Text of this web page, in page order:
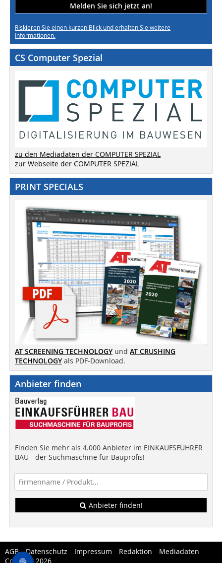
Melden Sie sich jetzt an!
Riskieren Sie einen kurzen Blick und erhalten Sie weitere
Informationen.
CS Computer Spezial
zu den Mediadaten der COMPUTER SPEZIAL
zur Webseite der COMPUTER SPEZIAL
PRINT SPECIALS
AT SCREENING TECHNOLOGY und AT CRUSHING
TECHNOLOGY als PDF-Download.
Anbieter finden
Finden Sie mehr als 4.000 Anbieter im EINKAUFSFÜHRER
BAU - der Suchmaschine für Bauprofis!
Anbieter finden!
AGB Datenschutz Impressum Redaktion
Mediadaten
Copytest 2026